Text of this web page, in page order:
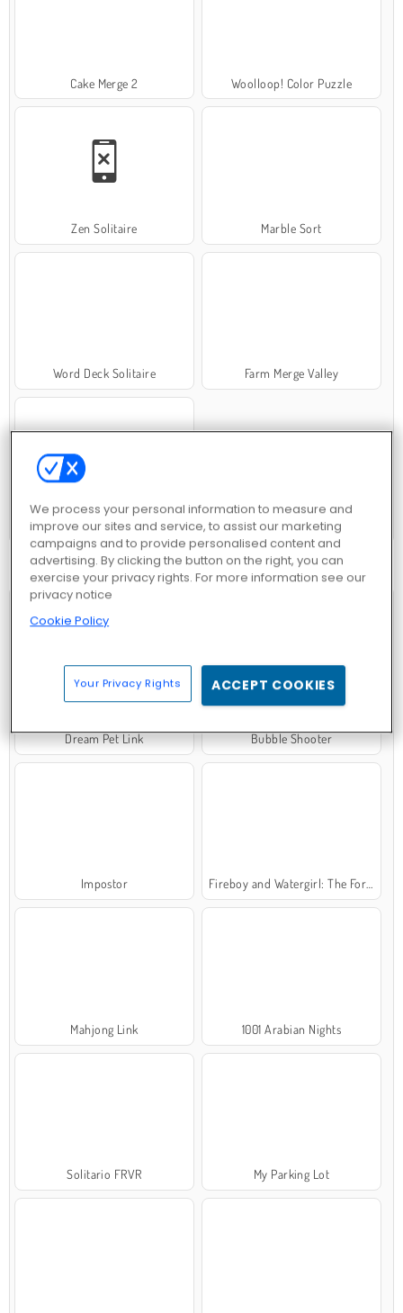
Cake Merge 2 Woolloop! Color Puzzle
Zen Solitaire Marble Sort
Word Deck Solitaire Farm Merge Valley
Farmerama
¡PROBAR AHORA!
Dream Pet Link Bubble Shooter
Impostor
Mahjong Link 1001 Arabian Nights
Solitario FRVR My Parking Lot
We process your personal information to measure and
improve our sites and service, to assist our marketing
campaigns and to provide personalised content and
advertising. By clicking the button on the right, you can
exercise your privacy rights. For more information see our
privacy notice
Cookie Policy
Your Privacy Rights ACCEPT COOKIES